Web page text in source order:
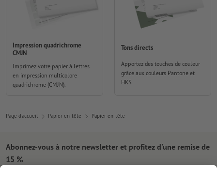
Impression quadrichrome
CMJN
Imprimez votre papier à lettres
en impression multicolore
quadrichrome (CMJN).
Tons directs
Apportez des touches de couleur
grâce aux couleurs Pantone et
HKS.
Page d'accueil Papier en-tête Papier en-tête
Abonnez-vous à notre newsletter et profitez d'une remise de
15 %